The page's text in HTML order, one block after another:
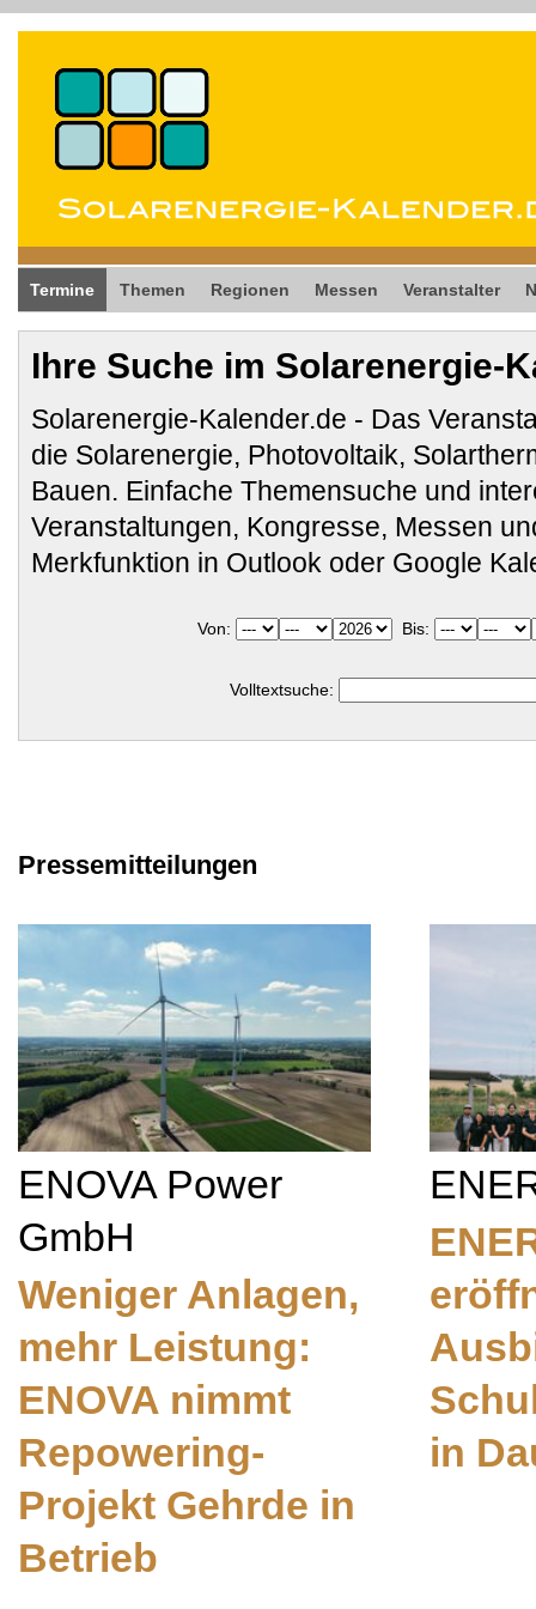
Termine Themen Regionen Messen Veranstalter
Ihre Suche im Solarenergie-
Solarenergie-Kalender.de - Das
die Solarenergie, Photovoltaik,
Bauen. Einfache Themensuche und
Veranstaltungen, Kongresse, Messen
Merkfunktion in Outlook oder Google
Von: Bis:
Volltextsuche:
Pressemitteilungen
ENOVA Power
GmbH
Weniger Anlagen,
mehr Leistung:
ENOVA nimmt
Repowering-
Projekt Gehrde in
Betrieb
in